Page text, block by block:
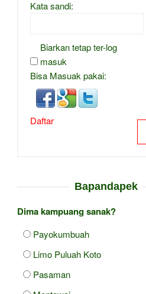
Kata sandi:
Biarkan tetap ter-log
masuk
Bisa Masuak pakai:
Daftar
Bapandapek
Dima kampuang sanak?
Payokumbuah
Limo Puluah Koto
Pasaman